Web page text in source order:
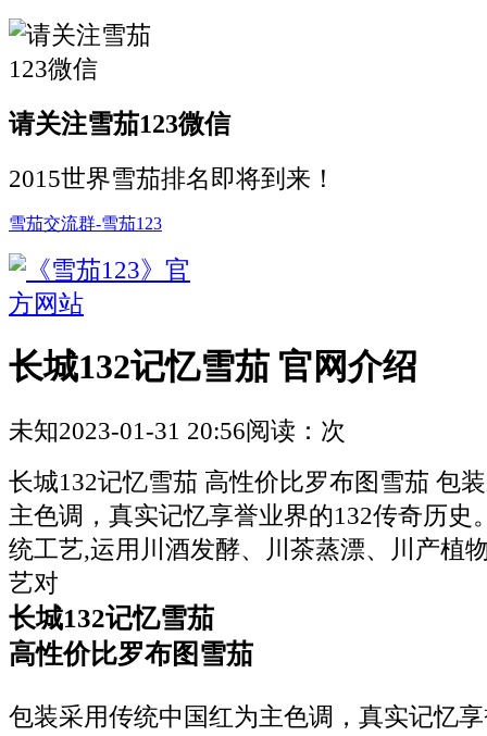
请关注雪茄123微信
2015世界雪茄排名即将到来！
雪茄交流群-雪茄123
长城132记忆雪茄 官网介绍
未知2023-01-31 20:56阅读： 次
长城132记忆雪茄 高性价比罗布图雪茄 包
主色调，真实记忆享誉业界的132传奇历史
统工艺,运用川酒发酵、川茶蒸漂、川产植
艺对
长城132记忆雪茄
高性价比罗布图雪茄
包装采用传统中国红为主色调，真实记忆享